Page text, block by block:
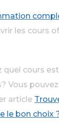
les cours
quel cours
Vous
article
le bon choix